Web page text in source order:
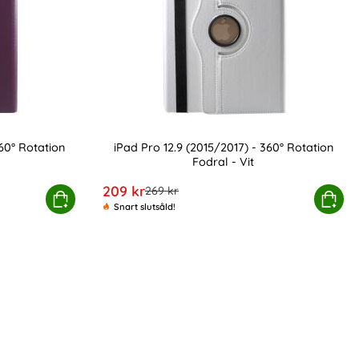
Rotation
Köp
2017) - 360° Rotation Fodral - Lila
iPad Pro 12.9 (2015/2017) - 360° Rotation
Fodral - Vit
rea pris
209 krtidigare pris
269 kr
Snart slutsåld!
Köp
iPad Pro 12.9 (2015/2017) -
Anti Spy Privacy som favorit